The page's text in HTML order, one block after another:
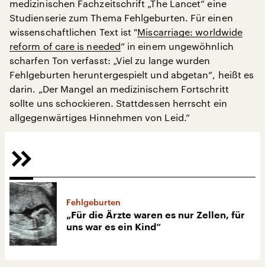
medizinischen Fachzeitschrift „The Lancet” eine
Studienserie zum Thema Fehlgeburten. Für einen
wissenschaftlichen Text ist "Miscarriage: worldwide
reform of care is needed” in einem ungewöhnlich
scharfen Ton verfasst: „Viel zu lange wurden
Fehlgeburten heruntergespielt und abgetan”, heißt es
darin. „Der Mangel an medizinischem Fortschritt
sollte uns schockieren. Stattdessen herrscht ein
allgegenwärtiges Hinnehmen von Leid.”
Fehlgeburten
„Für die Ärzte waren es nur Zellen, für
uns war es ein Kind“